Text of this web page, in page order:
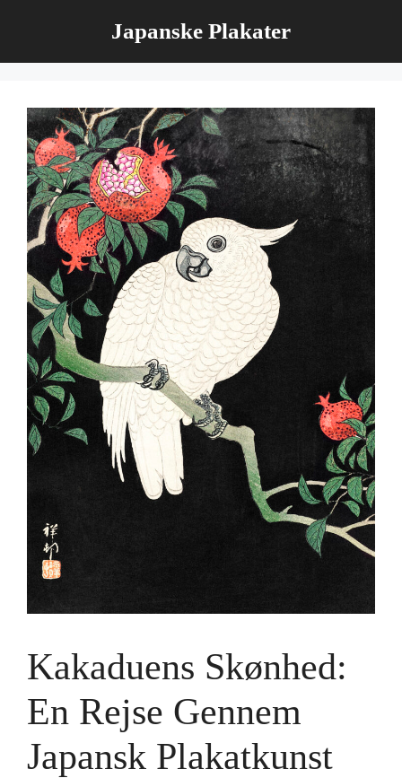
Japanske Plakater
Kakaduens Skønhed:
En Rejse Gennem
Japansk Plakatkunst